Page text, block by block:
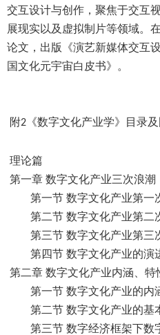
交互设计与创作，聚焦于交互
展现实以及虚拟制片等领域。
论文，出版《演艺新媒体交互
国文化元宇宙白皮书》。
附2 《数字文化产业学》目录
理论篇
第一章 数字文化产业三次浪潮
第一节 数字文化产业第一
第二节 数字文化产业第二
第三节 数字文化产业第三
第四节 数字文化产业的演
第二章 数字文化产业内涵、特
第一节 数字文化产业的内
第二节 数字文化产业的基
第三节 数字经济框架下数